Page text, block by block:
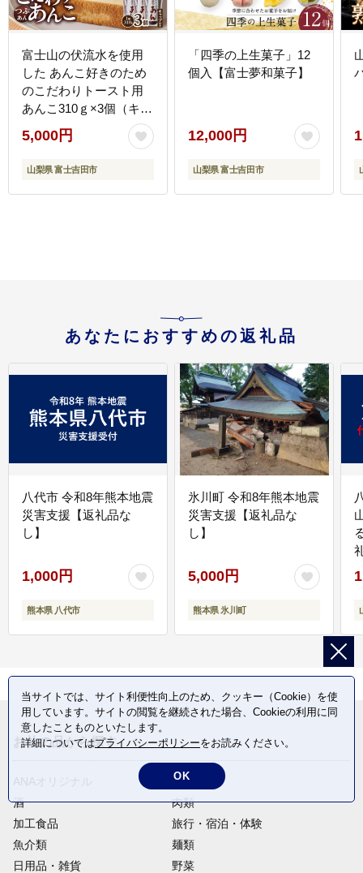
富士山の伏流水を使用
した あんこ好きのため
のこだわりトースト用
あんこ310ｇ×3個（キャ
ップ付き）【つぶあ
ん】
5,000円
山梨県 富士吉田市
「四季の上生菓子」12
個入【富士夢和菓子】
12,000円
山梨県 富士吉田市
あなたにおすすめの返礼品
八代市 令和8年熊本地震
災害支援【返礼品な
し】
1,000円
熊本県 八代市
氷川町 令和8年熊本地震
災害支援【返礼品な
し】
5,000円
熊本県 氷川町
お礼の品から探す
定期便
酒
肉類
加工食品
旅行・宿泊・体験
魚介類
麺類
日用品・雑貨
野菜
当サイトでは、サイト利便性向上のため、クッキー（Cookie）を使
用しています。サイトの閲覧を継続された場合、Cookieの利用に同
意したことものといたします。
詳細についてはプライバシーポリシーをお読みください。
OK